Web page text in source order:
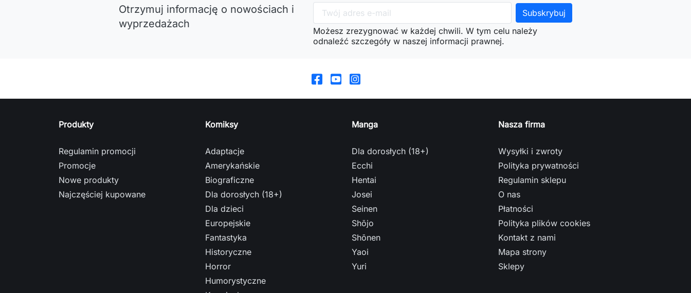
Otrzymuj informację o nowościach i
wyprzedażach
Możesz zrezygnować w każdej chwili. W tym celu należy
odnaleźć szczegóły w naszej informacji prawnej.
Produkty
Regulamin promocji
Promocje
Nowe produkty
Najczęściej kupowane
Komiksy
Adaptacje
Amerykańskie
Biograficzne
Dla dorosłych (18+)
Dla dzieci
Europejskie
Fantastyka
Historyczne
Horror
Humorystyczne
Manga
Dla dorosłych (18+)
Ecchi
Hentai
Josei
Seinen
Shōjo
Shōnen
Yaoi
Yuri
Nasza firma
Wysyłki i zwroty
Polityka prywatności
Regulamin sklepu
O nas
Płatności
Polityka plików cookies
Kontakt z nami
Mapa strony
Sklepy